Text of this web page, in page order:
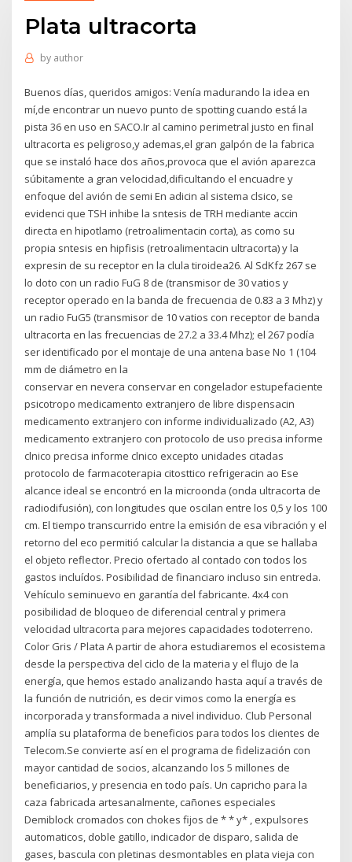
Plata ultracorta
by author
Buenos días, queridos amigos: Venía madurando la idea en
mí,de encontrar un nuevo punto de spotting cuando está la
pista 36 en uso en SACO.Ir al camino perimetral justo en final
ultracorta es peligroso,y ademas,el gran galpón de la fabrica
que se instaló hace dos años,provoca que el avión aparezca
súbitamente a gran velocidad,dificultando el encuadre y
enfoque del avión de semi En adicin al sistema clsico, se
evidenci que TSH inhibe la sntesis de TRH mediante accin
directa en hipotlamo (retroalimentacin corta), as como su
propia sntesis en hipfisis (retroalimentacin ultracorta) y la
expresin de su receptor en la clula tiroidea26. Al SdKfz 267 se
lo doto con un radio FuG 8 de (transmisor de 30 vatios y
receptor operado en la banda de frecuencia de 0.83 a 3 Mhz) y
un radio FuG5 (transmisor de 10 vatios con receptor de banda
ultracorta en las frecuencias de 27.2 a 33.4 Mhz); el 267 podía
ser identificado por el montaje de una antena base No 1 (104
mm de diámetro en la
conservar en nevera conservar en congelador estupefaciente
psicotropo medicamento extranjero de libre dispensacin
medicamento extranjero con informe individualizado (A2, A3)
medicamento extranjero con protocolo de uso precisa informe
clnico precisa informe clnico excepto unidades citadas
protocolo de farmacoterapia citosttico refrigeracin ao Ese
alcance ideal se encontró en la microonda (onda ultracorta de
radiodifusión), con longitudes que oscilan entre los 0,5 y los 100
cm. El tiempo transcurrido entre la emisión de esa vibración y el
retorno del eco permitió calcular la distancia a que se hallaba
el objeto reflector. Precio ofertado al contado con todos los
gastos incluídos. Posibilidad de financiaro incluso sin entreda.
Vehículo seminuevo en garantía del fabricante. 4x4 con
posibilidad de bloqueo de diferencial central y primera
velocidad ultracorta para mejores capacidades todoterreno.
Color Gris / Plata A partir de ahora estudiaremos el ecosistema
desde la perspectiva del ciclo de la materia y el flujo de la
energía, que hemos estado analizando hasta aquí a través de
la función de nutrición, es decir vimos como la energía es
incorporada y transformada a nivel individuo. Club Personal
amplía su plataforma de beneficios para todos los clientes de
Telecom.Se convierte así en el programa de fidelización con
mayor cantidad de socios, alcanzando los 5 millones de
beneficiarios, y presencia en todo país. Un capricho para la
caza fabricada artesanalmente, cañones especiales
Demiblock cromados con chokes fijos de * * y* , expulsores
automaticos, doble gatillo, indicador de disparo, salida de
gases, bascula con pletinas desmontables en plata vieja con